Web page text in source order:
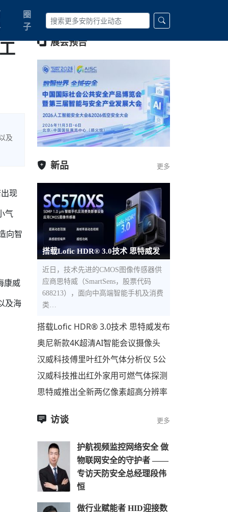
圈
子
及
现
气
向智
康威
及海
展会预告
新品 更多
搭载Lofic HDR® 3.0技术 思特威发
布全新5000万像素1.0μm像素尺寸
近日，技术先进的CMOS图像传感器供
应商思特威（SmartSens，股票代码
688213），面向中高端智能手机及消费
类…
搭载Lofic HDR® 3.0技术 思特威发布
全新5000万像素1.0μm像素尺寸超高
动态范围CMOS图像
奥尼新款4K超清AI智能会议摄像头
C98Pro即将上市
汉威科技傅里叶红外气体分析仪 5公
里开外，500种气体，一眼便知！
汉威科技推出红外家用可燃气体探测
器
思特威推出全新两亿像素超高分辨率
访谈 更多
护航视频监控网络安全 做
物联网安全的守护者 ——
专访天防安全总经理段伟
恒
在万物互联时代，网络安全的
做行业赋能者 HID迎接数